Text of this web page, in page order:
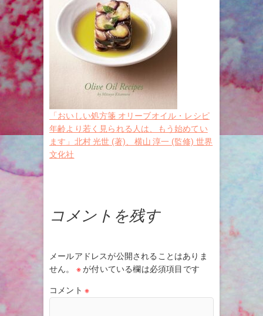
「おいしい処方箋 オリーブオイル・レシピ
年齢より若く見られる人は、もう始めてい
ます」北村 光世 (著)、横山 淳一 (監修) 世界
文化社
コメントを残す
メールアドレスが公開されることはありま
せん。
※が付いている欄は必須項目です
コメント ※